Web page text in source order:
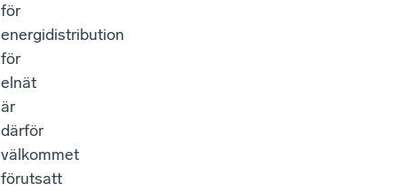
för
energidistribution
för
elnät
är
därför
välkommet
förutsatt